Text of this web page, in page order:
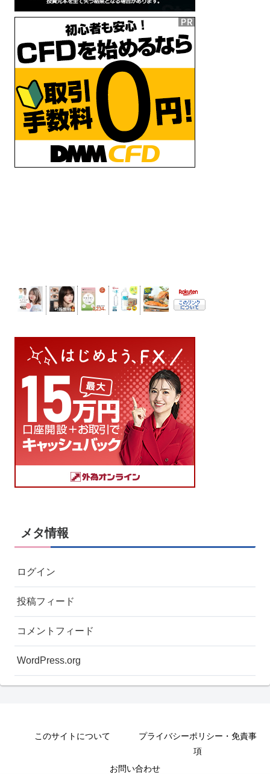
メタ情報
ログイン
投稿フィード
コメントフィード
WordPress.org
このサイトについて
プライバシーポリシー・免責事
項
お問い合わせ